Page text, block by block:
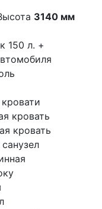
3140 мм
150 л. +
кровать
кровать